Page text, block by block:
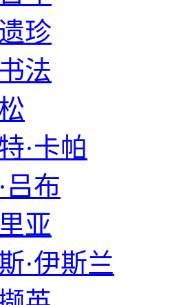
珍
法
·卡帕
吕布
亚
·伊斯兰